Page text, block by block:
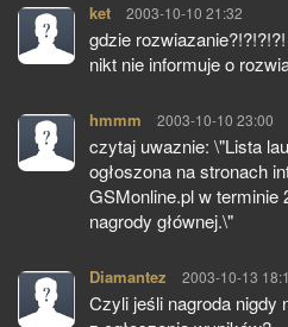
ket pisze:
2003-10-10 21:32
gdzie
nikt nie informuje o
hmmm pisze:
2003-10-10 23:00
czytaj uwaznie: \"Lista
ogłoszona na stronach
GSMonline.pl w terminie
nagrody głównej.\"
Diamantez pisze:
2003-10-13
Czyli jeśli nagroda nigdy